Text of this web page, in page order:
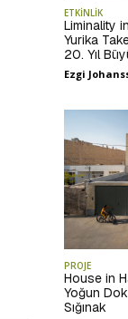
ETKİNLİK
Liminality
Yurika
20. Yıl
Ezgi
PROJE
House in
Yoğun
Sığınak